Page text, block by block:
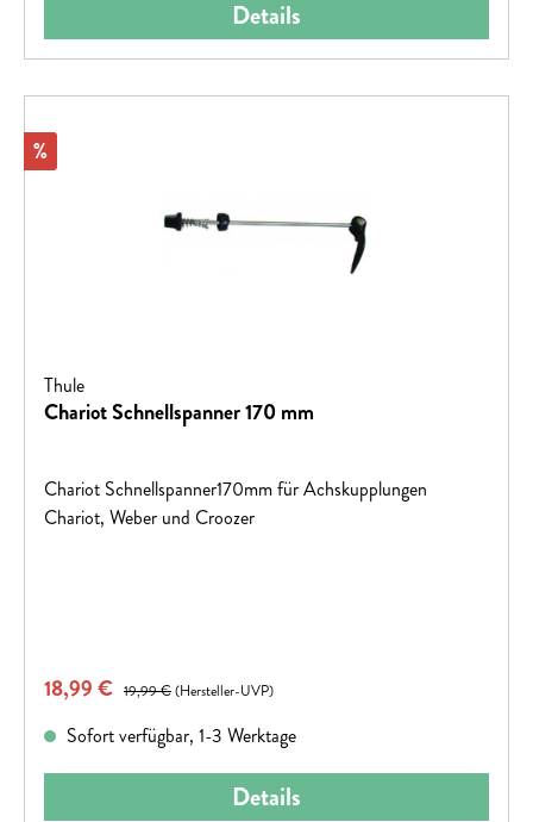
Details
Rabatt
%
Thule
Chariot Schnellspanner 170 mm
Chariot Schnellspanner170mm für Achskupplungen
Chariot, Weber und Croozer
Verkaufspreis:
18,99 € Regulärer Preis:
19,99 €(Hersteller-UVP)
Sofort verfügbar, 1-3 Werktage
Details